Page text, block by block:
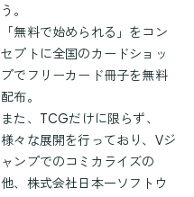
う。
「無料で始められる」をコン
セプトに全国のカードショッ
プでフリーカード冊子を無料
配布。
また、TCGだけに限らず、
様々な展開を行っており、Vジ
ャンプでのコミカライズの
他、株式会社日本一ソフトウ